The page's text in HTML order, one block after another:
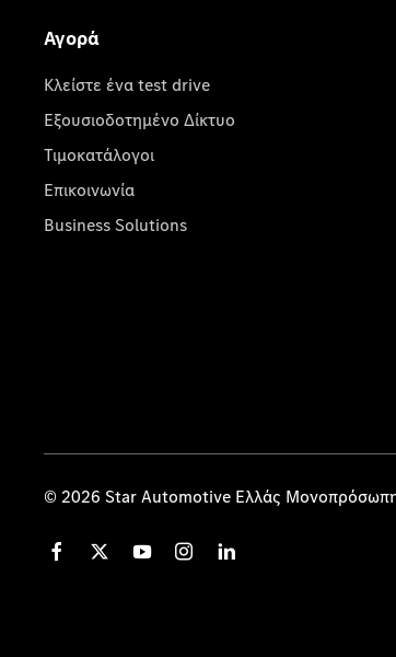
Αγορά
Κλείστε ένα test drive
Εξουσιοδοτημένο Δίκτυο
Τιμοκατάλογοι
Επικοινωνία
Business Solutions
© 2026 Star Automotive Ελλάς Μονοπρόσωπη